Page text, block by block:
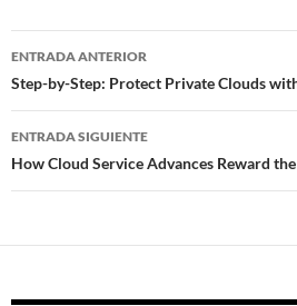
Navegador
de
entradas
ENTRADA ANTERIOR
Step-by-Step: Protect Private Clouds
ENTRADA SIGUIENTE
How Cloud Service Advances Reward